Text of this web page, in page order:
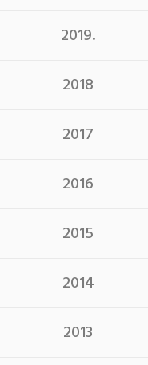
2019.
2018
2017
2016
2015
2014
2013